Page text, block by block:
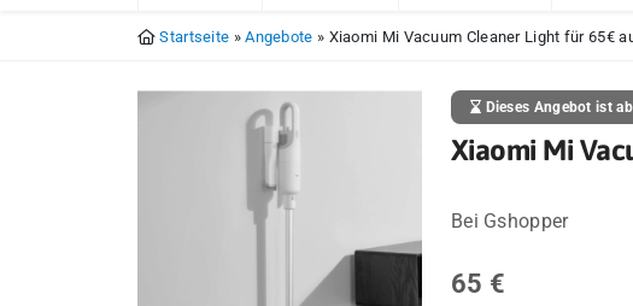
Startseite »Angebote » Xiaomi Mi Vacuum Cleaner Light für 65€
Dieses Angebot ist
Xiaomi Mi
Bei Gshopper
65 €